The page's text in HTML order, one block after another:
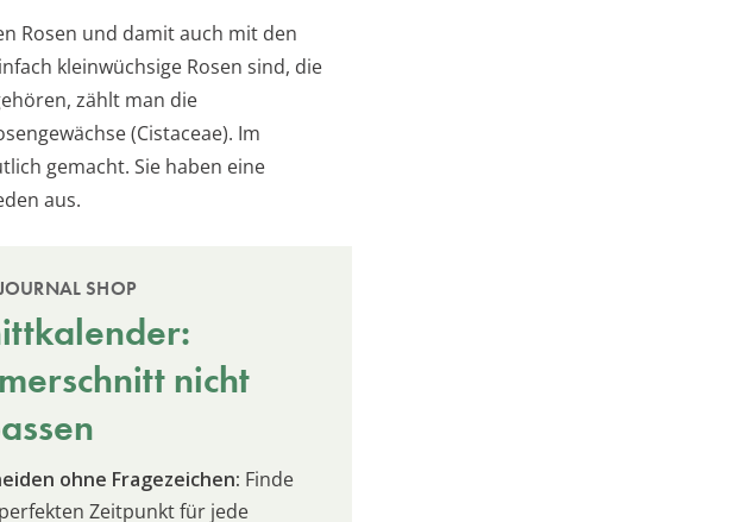
Rosen und damit auch mit den
kleinwüchsige Rosen sind, die
zählt man die
(Cistaceae). Im
gemacht. Sie haben eine
aus.
SHOP
nicht
ohne Fragezeichen: Finde
Zeitpunkt für jede